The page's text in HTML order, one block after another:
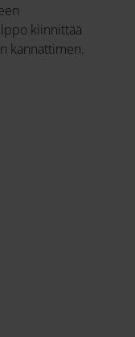
kiinnittää
kannattimen.